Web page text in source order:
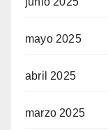
mayo 2025
abril 2025
marzo 2025